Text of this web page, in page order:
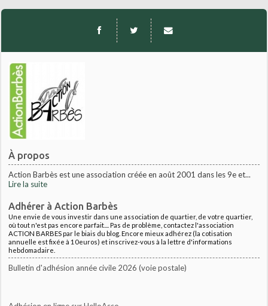
À propos
Action Barbès est une association créée en août 2001 dans les 9e et...
Lire la suite
Adhérer à Action Barbès
Une envie de vous investir dans une association de quartier, de votre quartier,
où tout n'est pas encore parfait.... Pas de problème, contactez l'association
ACTION BARBES par le biais du blog. Encore mieux adhérez (la cotisation
annuelle est fixée à 10euros) et inscrivez-vous à la lettre d'informations
hebdomadaire.
Bulletin d'adhésion année civile 2026 (voie postale)